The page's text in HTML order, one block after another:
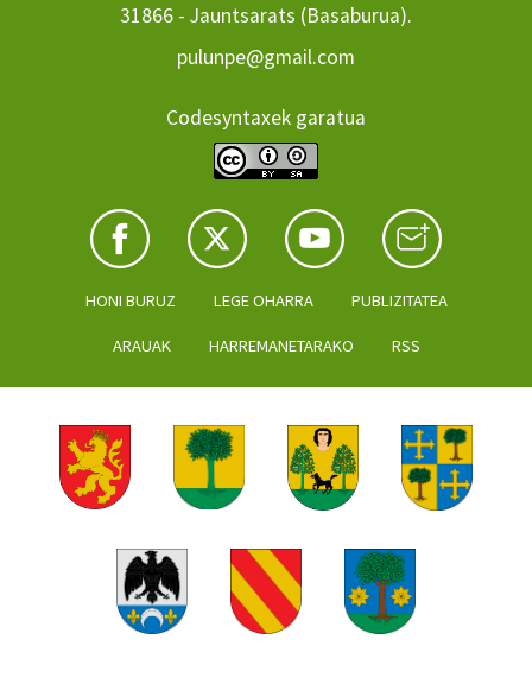
31866 - Jauntsarats (Basaburua).
pulunpe@gmail.com
Codesyntaxek garatua
HONI BURUZ LEGE OHARRA PUBLIZITATEA
ARAUAK HARREMANETARAKO RSS